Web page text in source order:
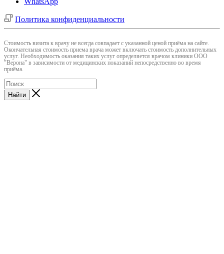
Политика конфиденциальности
Cтоимость визита к врачу не всегда совпадает с указанной ценой приёма на сайте.
Окончательная стоимость приема врача может включать стоимость дополнительных
услуг. Необходимость оказания таких услуг определяется врачом клиники ООО
"Верона" в зависимости от медицинских показаний непосредственно во время
приёма.
Найти